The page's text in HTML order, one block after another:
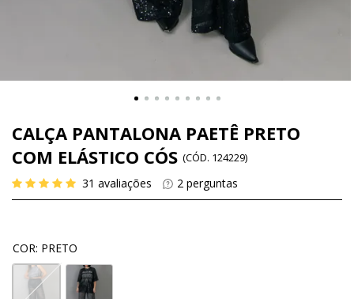
CALÇA PANTALONA PAETÊ PRETO
COM ELÁSTICO CÓS (CÓD. 124229)
31 avaliações 2 perguntas
COR: PRETO